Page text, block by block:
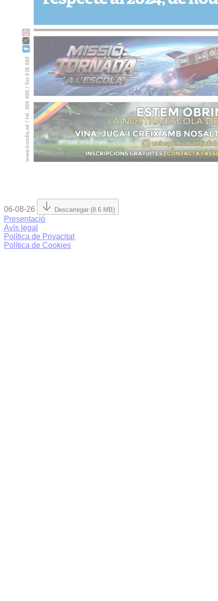
06-08-26 Descarregar (8.6 MB)
Presentació
Avís legal
Política de Privacitat
Política de Cookies